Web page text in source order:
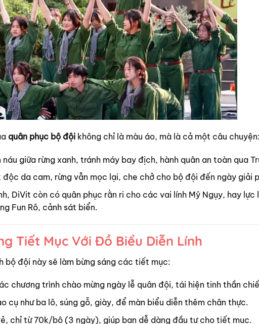
quân phục bộ độikhông chỉ là màu áo, mà là cả một câu chuyện:
náu giữa rừng xanh, tránh máy bay địch, hành quân an toàn qua
độc da cam, rừng vẫn mọc lại, che chở cho bộ đội đến ngày giải
DiVit còn có quân phục rằn ri cho các vai lính Mỹ Ngụy, hay lực
Fun Rô, cảnh sát biển.
Tiết Mục Với Đồ Biểu Diễn Lính
bộ đội này sẽ làm bừng sáng các tiết mục:
chương trình chào mừng ngày lễ quân đội, tái hiện tinh thần
cụ như ba lô, súng gỗ, giày, để màn biểu diễn thêm chân thực.
chỉ từ 70k/bộ (3 ngày), giúp bạn dễ dàng đầu tư cho tiết mục.